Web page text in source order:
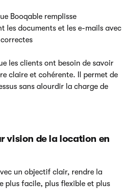
Booqable remplisse
les documents et les e-mails avec
les clients ont besoin de savoir
claire et cohérente. Il permet de
sans alourdir la charge de
vision de la location en
un objectif clair, rendre la
plus facile, plus flexible et plus